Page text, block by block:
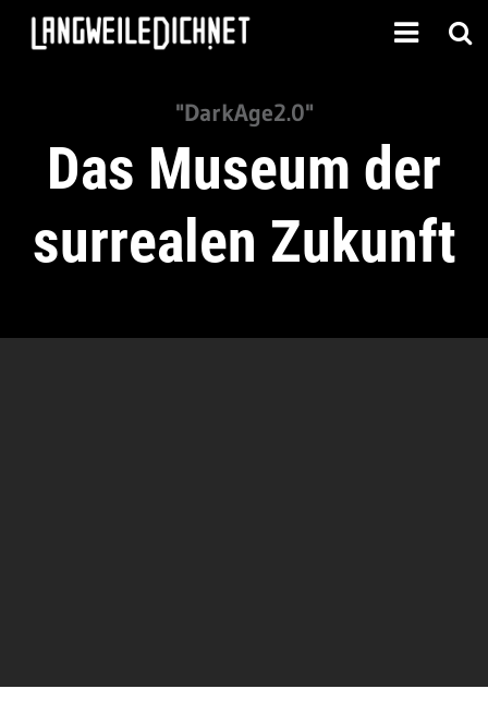
"DarkAge2.0"
Das Museum der
surrealen Zukunft